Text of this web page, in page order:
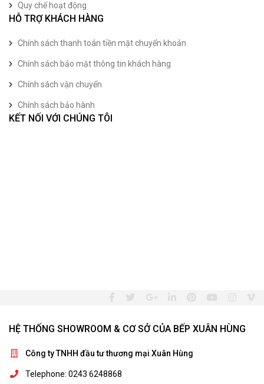
Quy chế hoạt động
HỖ TRỢ KHÁCH HÀNG
Chính sách thanh toán tiền mặt chuyển khoản
Chính sách bảo mật thông tin khách hàng
Chính sách vận chuyển
Chính sách bảo hành
KẾT NỐI VỚI CHÚNG TÔI
HỆ THỐNG SHOWROOM & CƠ SỞ CỦA BẾP XUÂN HÙNG
Công ty TNHH đầu tư thương mại Xuân Hùng
Telephone: 0243 6248868